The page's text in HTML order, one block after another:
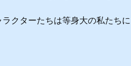
クターたちは等身大の私たちに